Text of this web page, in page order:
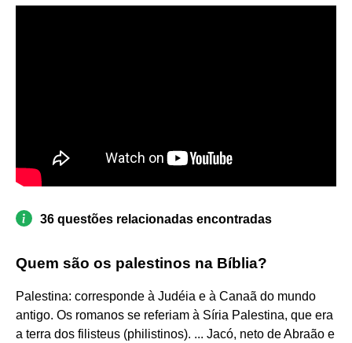
36 questões relacionadas encontradas
Quem são os palestinos na Bíblia?
Palestina: corresponde à Judéia e à Canaã do mundo
antigo. Os romanos se referiam à Síria Palestina, que era
a terra dos filisteus (philistinos). ... Jacó, neto de Abraão e